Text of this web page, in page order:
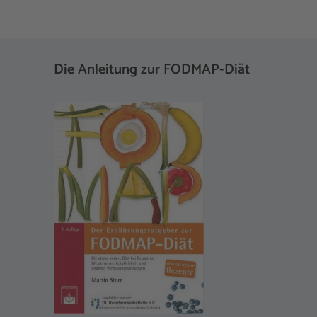
Die Anleitung zur FODMAP-Diät